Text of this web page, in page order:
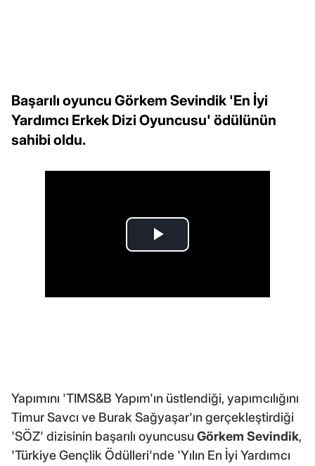
Başarılı oyuncu Görkem Sevindik 'En İyi
Yardımcı Erkek Dizi Oyuncusu' ödülünün
sahibi oldu.
Yapımını 'TIMS&B Yapım'ın üstlendiği, yapımcılığını
Timur Savcı ve Burak Sağyaşar'ın gerçekleştirdiği
'SÖZ' dizisinin başarılı oyuncusuGörkem Sevindik,
'Türkiye Gençlik Ödülleri'nde 'Yılın En İyi Yardımcı